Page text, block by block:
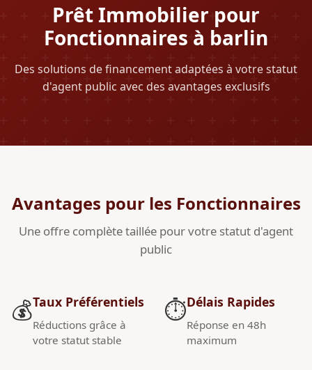
Prêt Immobilier pour
Fonctionnaires à barlin
Des solutions de financement adaptées à votre statut
d'agent public avec des avantages exclusifs
Avantages pour les Fonctionnaires
Une offre complète taillée pour votre statut d'agent
public
💰Taux Préférentiels
Réductions grâce à
votre statut stable
⏱️Délais Rapides
Réponse en 48h
maximum